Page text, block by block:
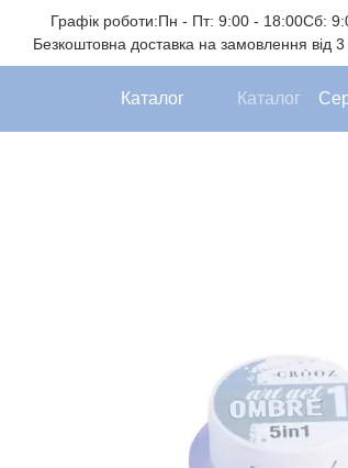
Перейти до основного контенту
Графік роботи:Пн - Пт: 9:00 - 18:00Сб:
Безкоштовна доставка на замовлення від 3
Каталог Каталог